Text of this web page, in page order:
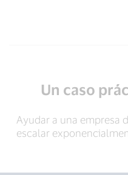
Un caso
Ayudar a una empresa
escalar